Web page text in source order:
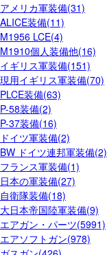
アメリカ軍装備(31)
ALICE装備(11)
M1956 LCE(4)
M1910個人装備他(16)
イギリス軍装備(151)
現用イギリス軍装備(70)
PLCE装備(63)
P-58装備(2)
P-37装備(16)
ドイツ軍装備(2)
BW ドイツ連邦軍装備(2)
フランス軍装備(1)
日本の軍装備(27)
自衛隊装備(18)
大日本帝国陸軍装備(9)
エアガン・パーツ(5991)
エアソフトガン(978)